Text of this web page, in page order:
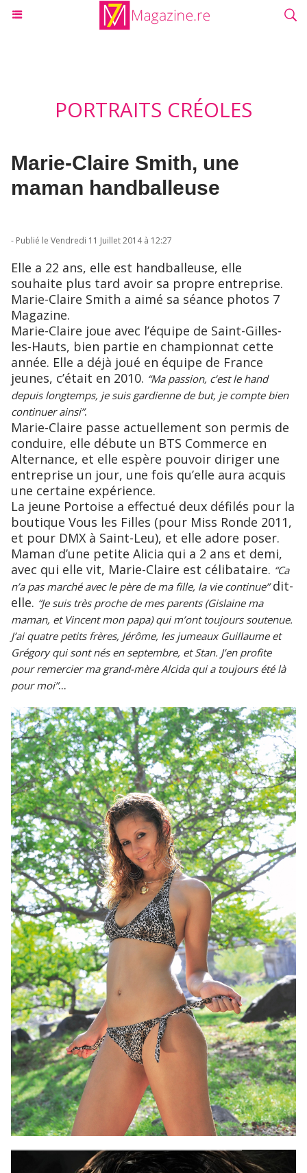
PORTRAITS CRÉOLES
Marie-Claire Smith, une
maman handballeuse
- Publié le Vendredi 11 Juillet 2014 à 12:27
Elle a 22 ans, elle est handballeuse, elle
souhaite plus tard avoir sa propre entreprise.
Marie-Claire Smith a aimé sa séance photos 7
Magazine.
Marie-Claire joue avec l’équipe de Saint-Gilles-
les-Hauts, bien partie en championnat cette
année. Elle a déjà joué en équipe de France
jeunes, c’était en 2010. “Ma passion, c’est le hand
depuis longtemps, je suis gardienne de but, je compte bien
continuer ainsi”.
Marie-Claire passe actuellement son permis de
conduire, elle débute un BTS Commerce en
Alternance, et elle espère pouvoir diriger une
entreprise un jour, une fois qu’elle aura acquis
une certaine expérience.
La jeune Portoise a effectué deux défilés pour la
boutique Vous les Filles (pour Miss Ronde 2011,
et pour DMX à Saint-Leu), et elle adore poser.
Maman d’une petite Alicia qui a 2 ans et demi,
avec qui elle vit, Marie-Claire est célibataire. “Ca
n’a pas marché avec le père de ma fille, la vie continue”dit-
elle. “Je suis très proche de mes parents (Gislaine ma
maman, et Vincent mon papa) qui m’ont toujours soutenue.
J’ai quatre petits frères, Jérôme, les jumeaux Guillaume et
Grégory qui sont nés en septembre, et Stan. J’en profite
pour remercier ma grand-mère Alcida qui a toujours été là
pour moi”...